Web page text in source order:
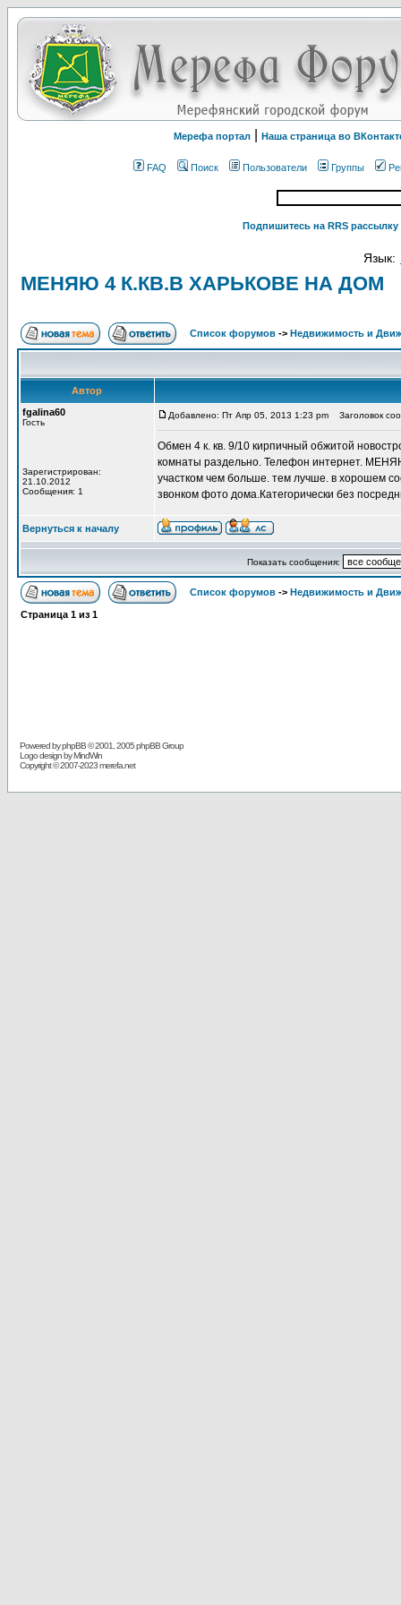
Мерефа портал Наша страница во
FAQ Поиск Пользователи Группы
Подпишитесь на RRS
Язык:
МЕНЯЮ 4 К.КВ.В ХАРЬКОВЕ НА ДОМ
Список форумов -> Недвижимость и
Автор
fgalina60
Гость
Зарегистрирован:
21.10.2012
Сообщения: 1
Добавлено: Пт Апр 05, 2013 1:23 pm Заголовок
Обмен 4 к. кв. 9/10 кирпичный обжитой
комнаты раздельно. Телефон интернет.
участком чем больше. тем лучше. в хорошем
звонком фото дома.Категорически без
Вернуться к началу
Показать сообщения:
Список форумов -> Недвижимость и
Страница 1 из 1
Powered byphpBB© 2001, 2005 phpBB Group
Logo design by MindWin
Copyright © 2007-2023 merefa.net